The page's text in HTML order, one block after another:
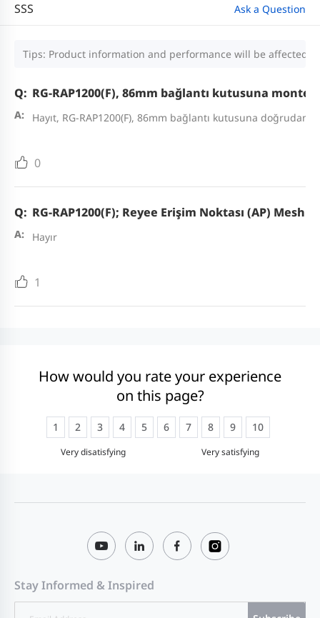
SSS Ask a Question
Tips: Product information and performance will be affected
RG-RAP1200(F), 86mm bağlantı kutusuna
Hayıt, RG-RAP1200(F), 86mm bağlantı kutusuna doğrudan
0
RG-RAP1200(F); Reyee Erişim Noktası (AP) Mesh
Hayır
1
How would you rate your experience
on this page?
Very disatisfying
1 2 3 4 5 6 7 8 9 10
Very satisfying
Stay Informed & Inspired